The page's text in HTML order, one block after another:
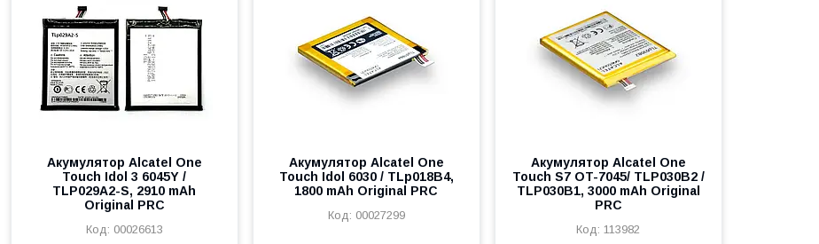
Акумулятор Alcatel One
Touch Idol 3 6045Y /
TLP029A2-S, 2910 mAh
Original PRC
00026613
Акумулятор Alcatel One
Touch Idol 6030 / TLp018B4,
1800 mAh Original PRC
00027299
Акумулятор Alcatel One
Touch S7 OT-7045/ TLP030B2 /
TLP030B1, 3000 mAh Original
PRC
113982